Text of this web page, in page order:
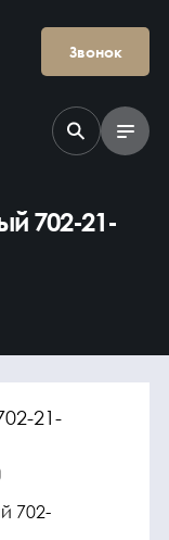
Звонок
702-21-
21-